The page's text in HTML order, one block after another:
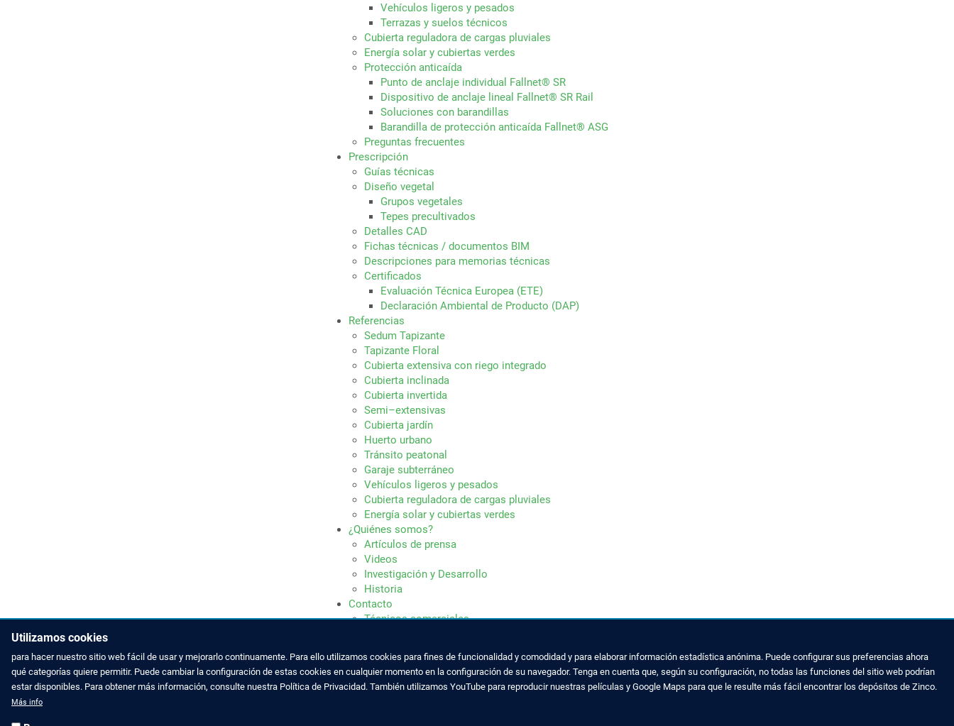
Vehículos ligeros y pesados
Terrazas y suelos técnicos
Cubierta reguladora de cargas pluviales
Energía solar y cubiertas verdes
Protección anticaída
Punto de anclaje individual Fallnet® SR
Dispositivo de anclaje lineal Fallnet® SR Rail
Soluciones con barandillas
Barandilla de protección anticaída Fallnet® ASG
Preguntas frecuentes
Prescripción
Guías técnicas
Diseño vegetal
Grupos vegetales
Tepes precultivados
Detalles CAD
Fichas técnicas / documentos BIM
Descripciones para memorias técnicas
Certificados
Evaluación Técnica Europea (ETE)
Declaración Ambiental de Producto (DAP)
Referencias
Sedum Tapizante
Tapizante Floral
Cubierta extensiva con riego integrado
Cubierta inclinada
Cubierta invertida
Semi–extensivas
Cubierta jardín
Huerto urbano
Tránsito peatonal
Garaje subterráneo
Vehículos ligeros y pesados
Cubierta reguladora de cargas pluviales
Energía solar y cubiertas verdes
¿Quiénes somos?
Artículos de prensa
Videos
Investigación y Desarrollo
Historia
Contacto
Técnicos comerciales
NOTICIAS DE ZINCO CONTACTAR CON NOSOTROS SABER MÁS SOBRE CUBIERTAS VERDES AVISO LEGAL Y MAPA WEB
Utilizamos cookies
para hacer nuestro sitio web fácil de usar y mejorarlo continuamente. Para ello utilizamos cookies para fines de funcionalidad y comodidad y para elaborar información estadística anónima. Puede configurar sus preferencias ahora
qué categorías quiere permitir. Puede cambiar la configuración de estas cookies en cualquier momento en la configuración de su navegador. Tenga en cuenta que, según su configuración, no todas las funciones del sitio web podrían
estar disponibles. Para obtener más información, consulte nuestra Política de Privacidad. También utilizamos YouTube para reproducir nuestras películas y Google Maps para que le resulte más fácil encontrar los depósitos de Zinco.
Más info